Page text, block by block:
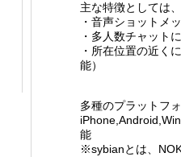
主な特徴としては、
・音声ショットメ
・多人数チャット
・所在位置の近く
能）
多種のプラットフ
能
※sybianとは、